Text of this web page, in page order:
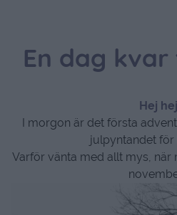
En dag
Hej
I morgon är det första
julpyntandet för
Varför vänta med allt mys, när